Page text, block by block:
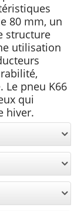
80 mm, un
structure
utilisation
Le pneu K66
qui
hiver.